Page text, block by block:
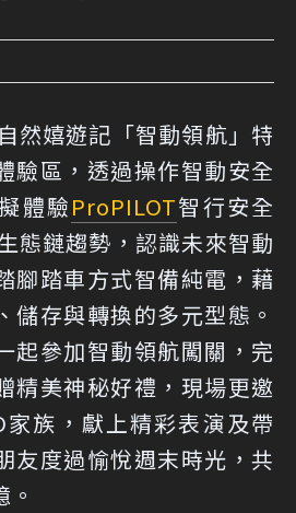
然嬉遊記「智動領航」特
驗區，透過操作智動安全
體驗ProPILOT智行安全
態鏈趨勢，認識未來智動
腳踏車方式智備純電，藉
儲存與轉換的多元型態。
起參加智動領航闖關，完
精美神秘好禮，現場更邀
家族，獻上精彩表演及帶
友度過愉悅週末時光，共